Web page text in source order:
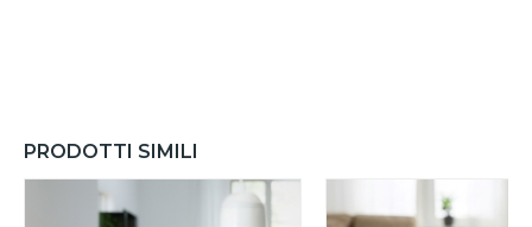
PRODOTTI SIMILI